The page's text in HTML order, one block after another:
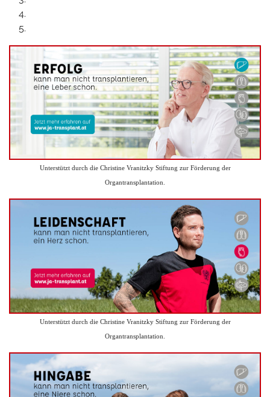
Unterstützt durch die Christine Vranitzky Stiftung zur Förderung der
Organtransplantation.
Unterstützt durch die Christine Vranitzky Stiftung zur Förderung der
Organtransplantation.